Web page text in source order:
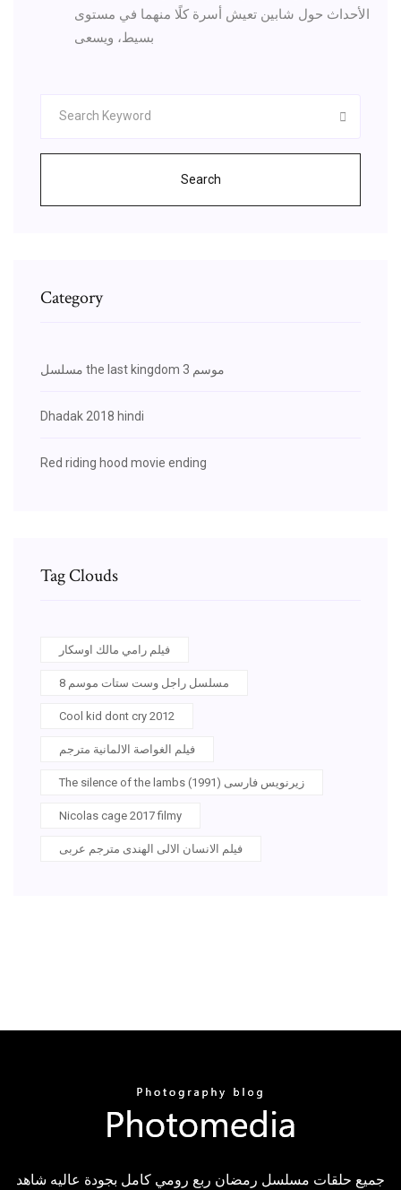
الأحداث حول شابين تعيش أسرة كلًا منهما في مستوى
Search
Category
مسلسل the last kingdom موسم 3
Dhadak 2018 hindi
Red riding hood movie ending
Tag Clouds
فيلم رامي مالك اوسكار
مسلسل راجل وست ستات موسم 8
Cool kid dont cry 2012
فيلم الغواصة الالمانية مترجم
The silence of the lambs (1991) زیرنویس فارسی
Nicolas cage 2017 filmy
فيلم الانسان الالى الهندى مترجم عربى
جميع حلقات مسلسل رمضان ربع رومي كامل بجودة عاليه شاهد